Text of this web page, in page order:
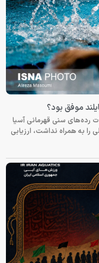
موفق بود؟
رده‌های سنی قهرمانی آسیا
را به همراه نداشت، ارزیابی